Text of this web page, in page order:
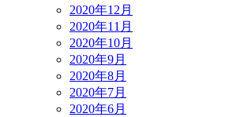
2020年12月
2020年11月
2020年10月
2020年9月
2020年8月
2020年7月
2020年6月